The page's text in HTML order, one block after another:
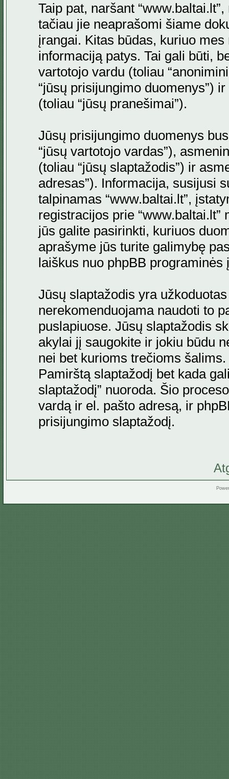
Taip pat, naršant
tačiau jie neaprašomi šiame
įrangai. Kitas būdas, kuriuo
informaciją patys. Tai gali būti,
vartotojo vardu (toliau
“jūsų prisijungimo duomenys”)
(toliau “jūsų pranešimai”).
Jūsų prisijungimo duomenys
“jūsų vartotojo vardas”),
(toliau “jūsų slaptažodis”) ir
adresas”). Informacija, susijusi
talpinamas “www.baltai.lt”,
registracijos prie
jūs galite pasirinkti, kuriuos
aprašyme jūs turite galimybę
laiškus nuo phpBB programinės
Jūsų slaptažodis yra
nerekomenduojama naudoti to
puslapiuose. Jūsų slaptažodis
akylai jį saugokite ir jokiu būdu
nei bet kurioms trečioms
Pamirštą slaptažodį bet kada
slaptažodį” nuoroda. Šio
vardą ir el. pašto adresą, ir
prisijungimo slaptažodį.